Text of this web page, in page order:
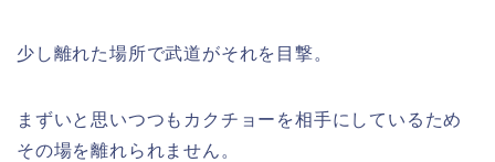
少し離れた場所で武道がそれを目撃。
まずいと思いつつもカクチョーを相手にしているため
その場を離れられません。